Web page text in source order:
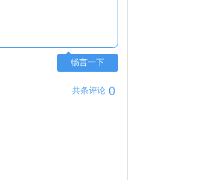
畅言一下
共 0
条评论